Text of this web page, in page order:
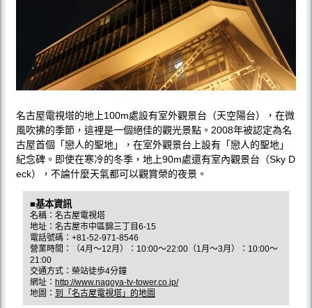
名古屋電視塔的地上100m處設有室外觀景台（天空陽台），在微
風吹拂的季節，這裡是一個絕佳的觀光景點。2008年被認定為名
古屋首個「戀人的聖地」，在室外觀景台上設有「戀人的聖地」
紀念碑。即使在寒冷的冬季，地上90m處還有室內觀景台（Sky D
eck），不論什麼天氣都可以觀賞榮的夜景。
■基本資訊
名稱：名古屋電視塔
地址：名古屋市中區錦三丁目6-15
電話號碼：+81-52-971-8546
營業時間：（4月〜12月）：10:00〜22:00（1月〜3月）：10:00〜
21:00
交通方式：榮站徒歩4分鐘
網址： http://www.nagoya-tv-tower.co.jp/
地圖： 到「名古屋電視塔」的地圖